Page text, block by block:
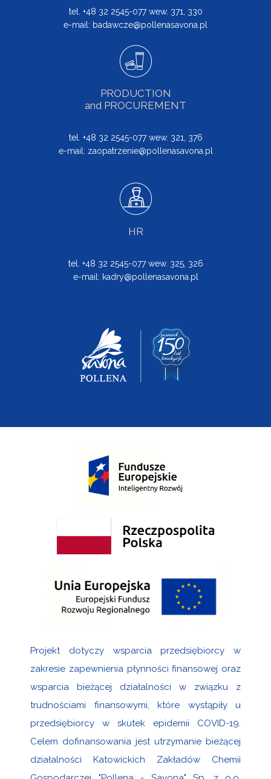
tel. +48 32 2545-077 wew. 371, 330
e-mail: badawcze@pollenasavona.pl
PRODUCTION
and PROCUREMENT
tel. +48 32 2545-077 wew. 321, 376
e-mail: zaopatrzenie@pollenasavona.pl
HR
tel. +48 32 2545-077 wew. 325, 326
e-mail: kadry@pollenasavona.pl
Projekt dotyczy wsparcia przedsiębiorcy w
zakresie zapewnienia płynności finansowej oraz
wsparcia bieżącej działalności w związku z
trudnościami finansowymi, które wystąpiły u
przedsiębiorcy w skutek epidemii COVID-19.
Celem dofinansowania jest utrzymanie bieżącej
działalności Katowickich Zakładów Chemii